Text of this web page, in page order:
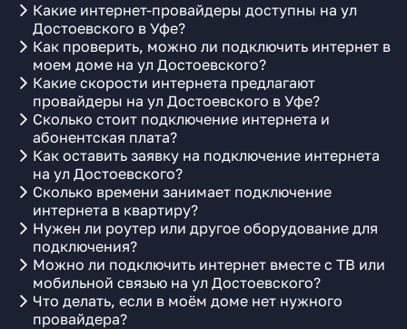
Какие интернет-провайдеры доступны на ул
Достоевского в Уфе?
Как проверить, можно ли подключить интернет в
моем доме на ул Достоевского?
Какие скорости интернета предлагают
провайдеры на ул Достоевского в Уфе?
Сколько стоит подключение интернета и
абонентская плата?
Как оставить заявку на подключение интернета
на ул Достоевского?
Сколько времени занимает подключение
интернета в квартиру?
Нужен ли роутер или другое оборудование для
подключения?
Можно ли подключить интернет вместе с ТВ или
мобильной связью на ул Достоевского?
Что делать, если в моём доме нет нужного
провайдера?